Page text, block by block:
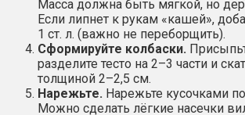
Масса должна быть мягкой, но
Если липнет к рукам «кашей»,
1 ст. л. (важно не переборщить).
Сформируйте колбаски.
разделите тесто на 2–3 части и
толщиной 2–2,5 см.
Нарежьте. Нарежьте кусочками
Можно сделать лёгкие насечки